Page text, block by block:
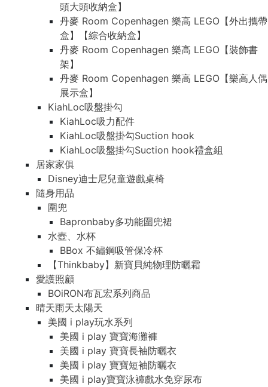
頭大頭收納盒】
丹麥 Room Copenhagen 樂高 LEGO【外出攜帶
盒】【綜合收納盒】
丹麥 Room Copenhagen 樂高 LEGO【裝飾書
架】
丹麥 Room Copenhagen 樂高 LEGO【樂高人偶
展示盒】
KiahLoc吸盤掛勾
KiahLoc吸力配件
KiahLoc吸盤掛勾Suction hook
KiahLoc吸盤掛勾Suction hook禮盒組
居家家俱
Disney迪士尼兒童遊戲桌椅
隨身用品
圍兜
Bapronbaby多功能圍兜裙
水壺、水杯
BBox 不鏽鋼吸管保冷杯
【Thinkbaby】新寶貝純物理防曬霜
愛護照顧
BOiRON布瓦宏系列商品
晴天雨天太陽天
美國 i play玩水系列
美國 i play 寶寶海灘褲
美國 i play 寶寶長袖防曬衣
美國 i play 寶寶短袖防曬衣
美國 i play寶寶泳褲戲水免穿尿布